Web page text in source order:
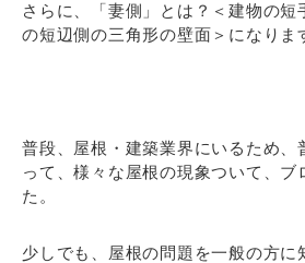
さらに、「妻側」とは？＜建物の短
の短辺側の三角形の壁面＞になりま
普段、屋根・建築業界にいるため、
って、様々な屋根の現象ついて、ブ
た。
少しでも、屋根の問題を一般の方に